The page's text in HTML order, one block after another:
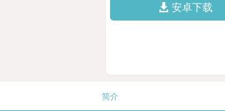
安卓下载
简介